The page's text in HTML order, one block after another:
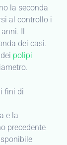
la seconda
al controllo i
Il
dei casi.
polipi
fini di
e la
precedente